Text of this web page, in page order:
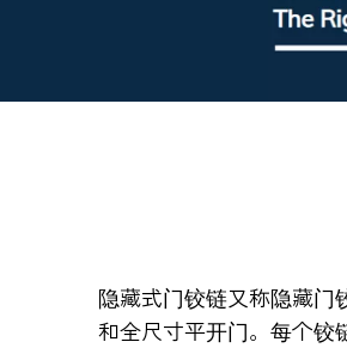
隐藏式门铰链又称隐藏门
和全尺寸平开门。每个铰